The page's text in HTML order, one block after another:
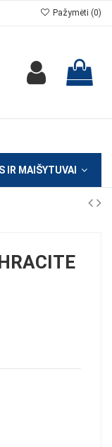
Pažymėti (0)
IR MAIŠYTUVAI